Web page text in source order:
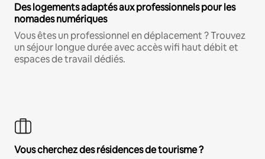
Des logements adaptés aux professionnels pour les
nomades numériques
Vous êtes un professionnel en déplacement ? Trouvez
un séjour longue durée avec accès wifi haut débit et
espaces de travail dédiés.
Vous cherchez des résidences de tourisme ?